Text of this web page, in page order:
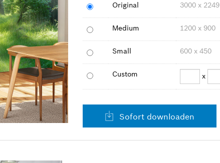
Original 3000 x 2249
Medium 1200 x 900
Small 600 x 450
Custom x
Sofort downloaden